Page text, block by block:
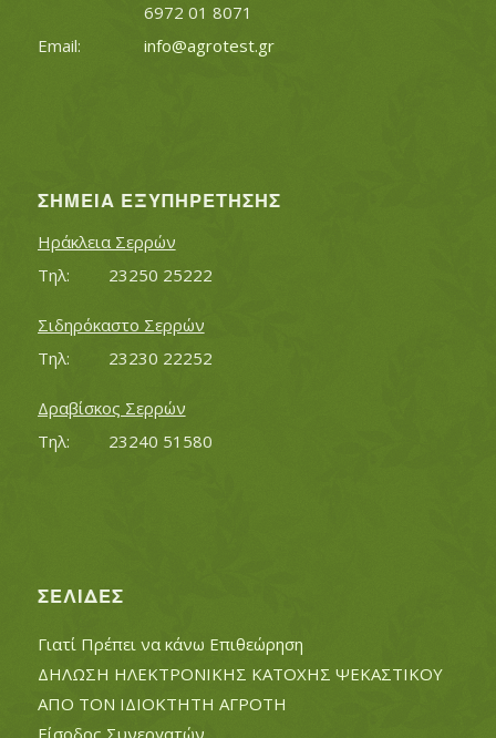
			6972 01 8071
info@agrotest.gr
ΣΗΜΕΊΑ ΕΞΥΠΗΡΈΤΗΣΗΣ
Ηράκλεια Σερρών
Τηλ:		23250 25222
Σιδηρόκαστο Σερρών
Τηλ:		23230 22252
Δραβίσκος Σερρών
Τηλ:		23240 51580
ΣΕΛΊΔΕΣ
Γιατί Πρέπει να κάνω Επιθεώρηση
ΔΗΛΩΣΗ ΗΛΕΚΤΡΟΝΙΚΗΣ ΚΑΤΟΧΗΣ ΨΕΚΑΣΤΙΚΟΥ
ΑΠΟ ΤΟΝ ΙΔΙΟΚΤΗΤΗ ΑΓΡΟΤΗ